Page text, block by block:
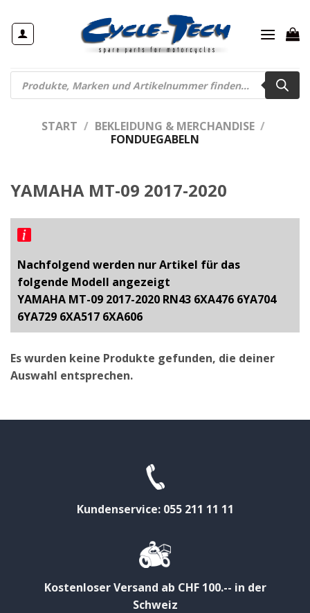
Inhalt
springen
Products
search
START / BEKLEIDUNG & MERCHANDISE /
FONDUEGABELN
YAMAHA MT-09 2017-2020
Nachfolgend werden nur Artikel für das
folgende Modell angezeigt
YAMAHA MT-09 2017-2020 RN43 6XA476 6YA704
6YA729 6XA517 6XA606
Es wurden keine Produkte gefunden, die deiner
Auswahl entsprechen.
Kundenservice: 055 211 11 11
Kostenloser Versand ab CHF 100.-- in der
Schweiz